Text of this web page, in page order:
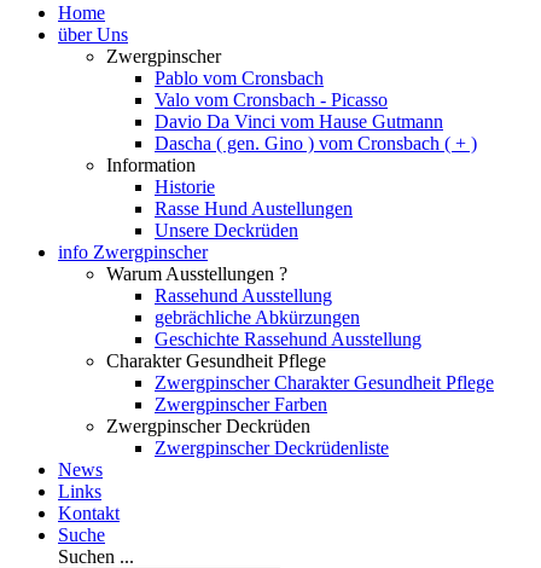
Home
über Uns
Zwergpinscher
Pablo vom Cronsbach
Valo vom Cronsbach - Picasso
Davio Da Vinci vom Hause Gutmann
Dascha ( gen. Gino ) vom Cronsbach ( + )
Information
Historie
Rasse Hund Austellungen
Unsere Deckrüden
info Zwergpinscher
Warum Ausstellungen ?
Rassehund Ausstellung
gebrächliche Abkürzungen
Geschichte Rassehund Ausstellung
Charakter Gesundheit Pflege
Zwergpinscher Charakter Gesundheit Pflege
Zwergpinscher Farben
Zwergpinscher Deckrüden
Zwergpinscher Deckrüdenliste
News
Links
Kontakt
Suche
Suchen ...